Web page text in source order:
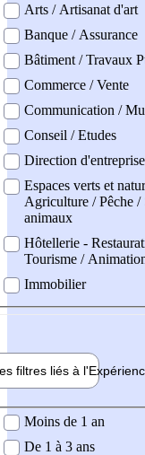
Arts / Artisanat d'art
Banque / Assurance
Bâtiment / Travaux
Commerce / Vente
Communication /
Conseil / Etudes
Direction d'entreprise
Espaces verts et
Agriculture / Pêche /
animaux
Hôtellerie -
Tourisme /
Immobilier
filtres liés à l'
demandée
Moins de 1 an
De 1 à 3 ans